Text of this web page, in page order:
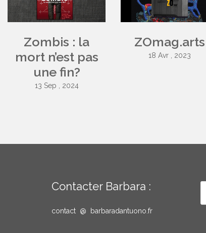
Zombis : la
mort n’est pas
une fin?
13 Sep , 2024
ZOmag.arts
18 Avr , 2023
Contacter Barbara :
contact @ barbaradantuono.fr